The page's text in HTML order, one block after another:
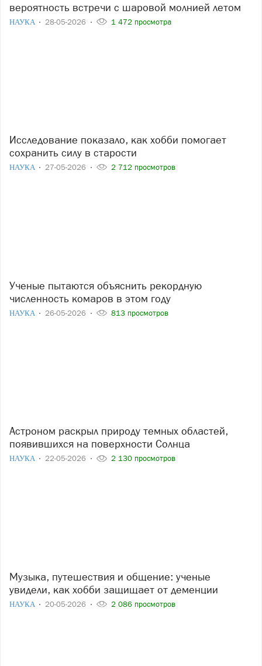
вероятность встречи с шаровой молнией летом
НАУКА 28-05-2026 1 472 просмотра
Исследование показало, как хобби помогает
сохранить силу в старости
НАУКА 27-05-2026 2 712 просмотров
Ученые пытаются объяснить рекордную
численность комаров в этом году
НАУКА 26-05-2026 813 просмотров
Астроном раскрыл природу темных областей,
появившихся на поверхности Солнца
НАУКА 22-05-2026 2 130 просмотров
Музыка, путешествия и общение: ученые
увидели, как хобби защищает от деменции
НАУКА 20-05-2026 2 086 просмотров